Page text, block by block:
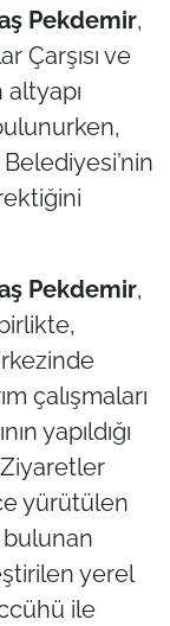
Pekdemir,
Çarşısı ve
Pekdemir,
çalışmaları
yapıldığı
yürütülen
yerel
ile